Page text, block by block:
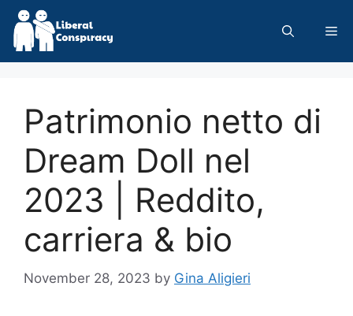
Skip
content
Patrimonio netto di
Dream Doll nel
2023 | Reddito,
carriera & bio
November 28, 2023 by Gina Aligieri